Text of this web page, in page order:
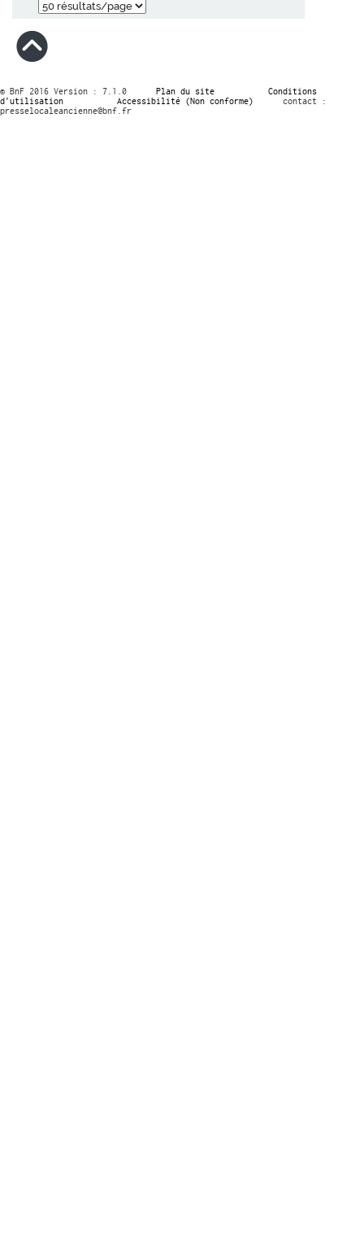
© BnF 2016 Version : 7.1.0 Plan du site
Conditions
d’utilisation
Accessibilité (Non conforme)
contact :
presselocaleancienne@bnf.fr